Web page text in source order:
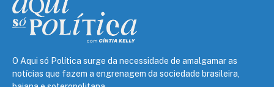
O Aqui só Política surge da necessidade de amalgamar as
notícias que fazem a engrenagem da sociedade brasileira,